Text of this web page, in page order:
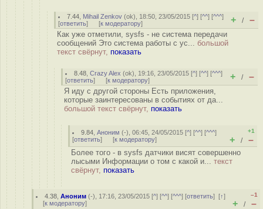
7.44 Mihail Zenkov (ok), 18:50, 23/05/2015 [^] [^^] [^^^]
[ответить] [к модератору] + / –
Как уже отметили, sysfs - не система передачи
сообщений Это система работы с ус... большой
текст свёрнут, показать
8.48 ,Crazy Alex (ok), 19:16, 23/05/2015 [^] [^^] [^^^]
[ответить] [к модератору] + / –
Я иду с другой стороны Есть приложения,
которые заинтересованы в событиях от да...
большой текст свёрнут, показать
9.84 ,Аноним (-), 06:45, 24/05/2015 [^] [^^] [^^^]
[ответить] [к модератору]
+1
+ / –
Более того - в sysfs датчики висят совершенно
лысыми Информации о том с какой и... текст
свёрнут, показать
4.38 ,Аноним (-), 17:16, 23/05/2015 [^] [^^] [^^^] [ответить][↑]
[к модератору]
–1
+ / –